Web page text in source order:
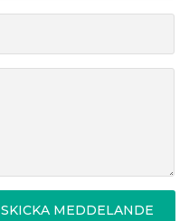
SKICKA MEDDELANDE